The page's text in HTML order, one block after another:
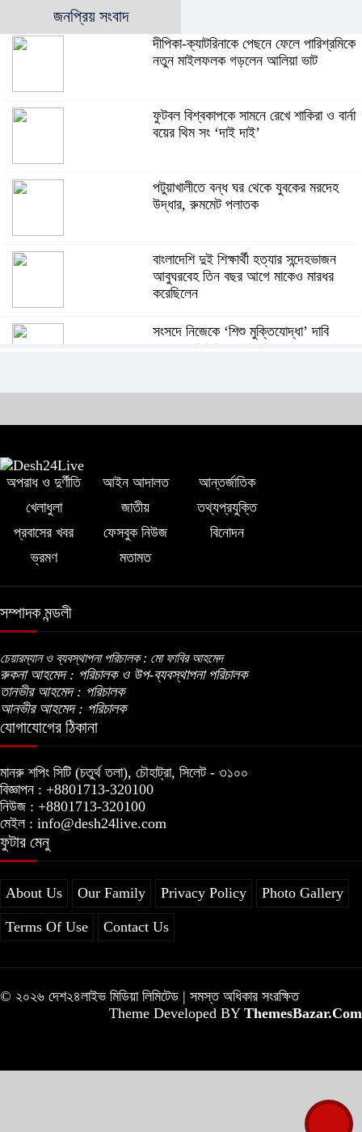
জনপ্রিয় সংবাদ
দীপিকা-ক্যাটরিনাকে পেছনে ফেলে পারিশ্রমিকে
নতুন মাইলফলক গড়লেন আলিয়া ভাট
ফুটবল বিশ্বকাপকে সামনে রেখে শাকিরা ও বার্না
বয়ের থিম সং ‘দাই দাই’
পটুয়াখালীতে বন্ধ ঘর থেকে যুবকের মরদেহ
উদ্ধার, রুমমেট পলাতক
বাংলাদেশি দুই শিক্ষার্থী হত্যার সন্দেহভাজন
আবুঘরবেহ তিন বছর আগে মাকেও মারধর
করেছিলেন
সংসদে নিজেকে ‘শিশু মুক্তিযোদ্ধা’ দাবি
করলেন জামায়াত নেতা তাহের
বিএনপির প্রতি আস্থা হারাচ্ছি: সংসদে নাহিদ
ইসলামের মন্তব্য
অপরাধ ও দুর্ণীতি আইন আদালত
আন্তর্জাতিক
খেলাধুলা
জাতীয়
তথ্যপ্রযুক্তি
প্রবাসের খবর
ফেসবুক নিউজ
বিনোদন
ভ্রমণ
মতামত
সম্পাদক মন্ডলী
চেয়ারম্যান ও ব্যবস্থাপনা পরিচালক : মো ফাবির আহমেদ
রুকনা আহমেদ : পরিচালক ও উপ-ব্যবস্থাপনা পরিচালক
তানভীর আহমেদ : পরিচালক
আনভীর আহমেদ : পরিচালক
যোগাযোগের ঠিকানা
মানরু শপিং সিটি (চতুর্থ তলা), চৌহাট্রা, সিলেট - ৩১০০
বিজ্ঞাপন : +8801713-320100
নিউজ : +8801713-320100
মেইল : info@desh24live.com
ফুটার মেনু
About Us Our Family Privacy Policy Photo Gallery
Terms Of Use Contact Us
© ২০২৬ দেশ২৪লাইভ মিডিয়া লিমিটেড | সমস্ত অধিকার সংরক্ষিত
Theme Developed BY ThemesBazar.Com